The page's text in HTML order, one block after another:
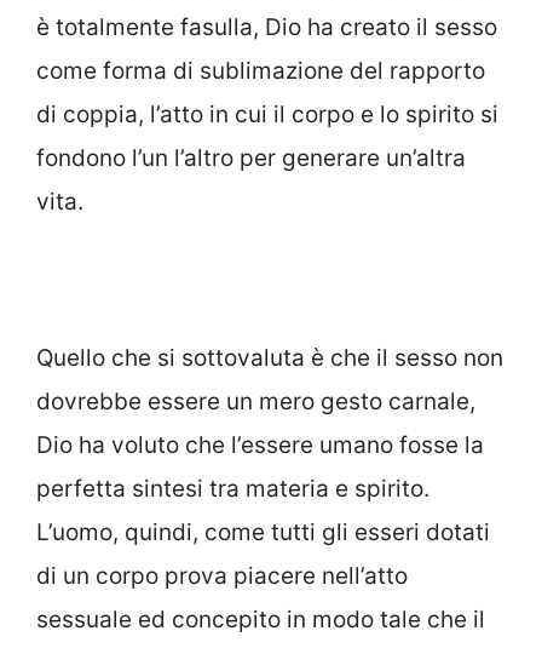
è totalmente fasulla, Dio ha creato il sesso
come forma di sublimazione del rapporto
di coppia, l’atto in cui il corpo e lo spirito si
fondono l’un l’altro per generare un’altra
vita.
Quello che si sottovaluta è che il sesso non
dovrebbe essere un mero gesto carnale,
Dio ha voluto che l’essere umano fosse la
perfetta sintesi tra materia e spirito.
L’uomo, quindi, come tutti gli esseri dotati
di un corpo prova piacere nell’atto
sessuale ed concepito in modo tale che il